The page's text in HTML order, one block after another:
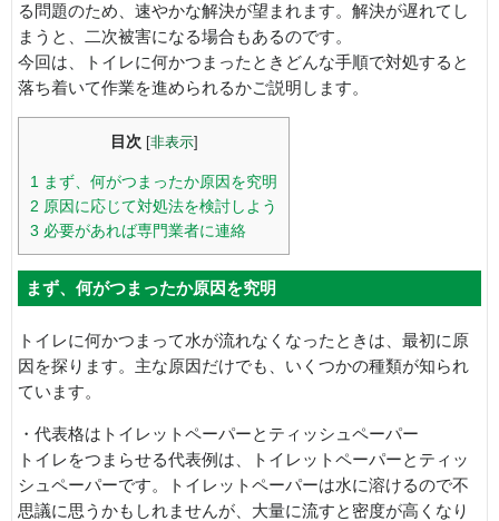
る問題のため、速やかな解決が望まれます。解決が遅れてし
まうと、二次被害になる場合もあるのです。
今回は、トイレに何かつまったときどんな手順で対処すると
落ち着いて作業を進められるかご説明します。
目次 非表示]
1 まず、何がつまったか原因を究明
2 原因に応じて対処法を検討しよう
3 必要があれば専門業者に連絡
まず、何がつまったか原因を究明
トイレに何かつまって水が流れなくなったときは、最初に原
因を探ります。主な原因だけでも、いくつかの種類が知られ
ています。
・代表格はトイレットペーパーとティッシュペーパー
トイレをつまらせる代表例は、トイレットペーパーとティッ
シュペーパーです。トイレットペーパーは水に溶けるので不
思議に思うかもしれませんが、大量に流すと密度が高くなり